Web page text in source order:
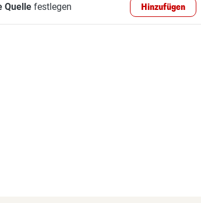
Quellefestlegen Hinzufügen